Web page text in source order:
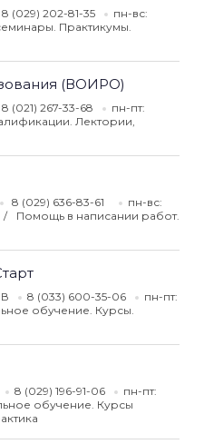
8 (029) 202-81-35
пн-вс:
Практикумы.
(ВОИРО)
8 (021) 267-33-68
пн-пт:
Лектории,
8 (029) 636-83-61
пн-вс:
Помощь в написании работ.
8 (033) 600-35-06
пн-пт:
обучение. Курсы.
8 (029) 196-91-06
пн-пт:
обучение. Курсы